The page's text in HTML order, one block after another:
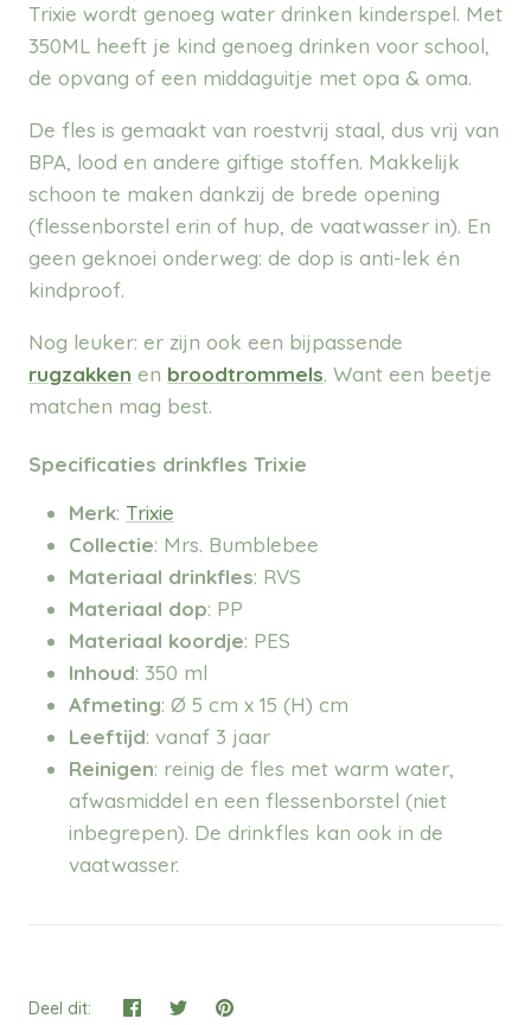
Trixie wordt genoeg water drinken kinderspel. Met
350ML heeft je kind genoeg drinken voor school,
de opvang of een middaguitje met opa & oma.
De fles is gemaakt van roestvrij staal, dus vrij van
BPA, lood en andere giftige stoffen. Makkelijk
schoon te maken dankzij de brede opening
(flessenborstel erin of hup, de vaatwasser in). En
geen geknoei onderweg: de dop is anti-lek én
kindproof.
Nog leuker: er zijn ook een bijpassende
rugzakken en broodtrommels. Want een beetje
matchen mag best.
Specificaties drinkfles Trixie
Merk: Trixie
Collectie: Mrs. Bumblebee
Materiaal drinkfles: RVS
Materiaal dop: PP
Materiaal koordje: PES
Inhoud: 350 ml
Afmeting: Ø 5 cm x 15 (H) cm
Leeftijd: vanaf 3 jaar
Reinigen: reinig de fles met warm water,
afwasmiddel en een flessenborstel (niet
inbegrepen). De drinkfles kan ook in de
vaatwasser.
Deel dit: